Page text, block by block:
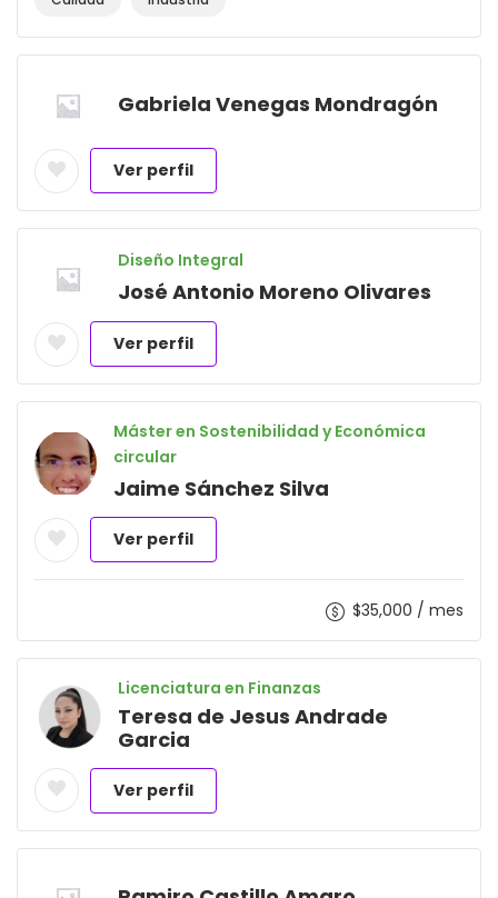
Gabriela Venegas Mondragón
Ver perfil
Diseño Integral
José Antonio Moreno Olivares
Ver perfil
Máster en Sostenibilidad y Económica
circular
Jaime Sánchez Silva
Ver perfil
$35,000 / mes
Licenciatura en Finanzas
Teresa de Jesus Andrade
Garcia
Ver perfil